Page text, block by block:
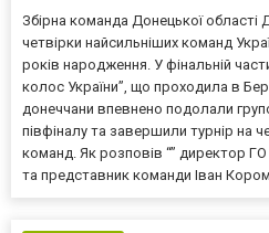
Збірна команда Донецької
четвірки найсильніших команд
років народження. У фінальній
колос України”, що проходила в
донеччани впевнено подолали
півфіналу та завершили турнір на
команд. Як розповів “” директор
та представник команди Іван